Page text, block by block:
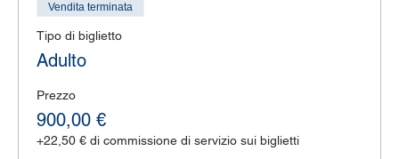
Vendita terminata
Tipo di biglietto
Adulto
Prezzo
900,00 €
+22,50 € di commissione di servizio sui biglietti